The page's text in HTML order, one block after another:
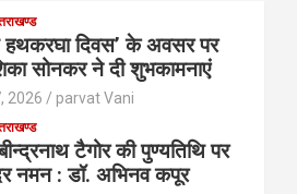
हथकरघा दिवस’ के अवसर पर
सोनकर ने दी शुभकामनाएं
2026 parvat Vani
टैगोर की पुण्यतिथि पर
नमन : डॉ. अभिनव कपूर